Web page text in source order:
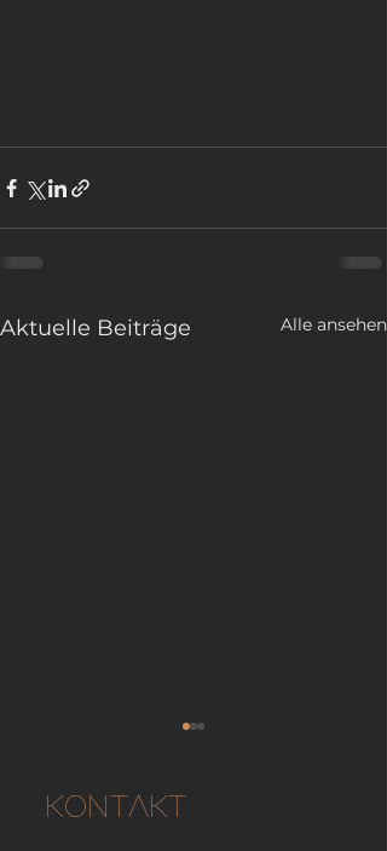
Aktuelle Beiträge Alle ansehen
KONTAKT